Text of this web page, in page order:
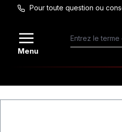
Passer au contenu principal
Pour toute question ou
Menu